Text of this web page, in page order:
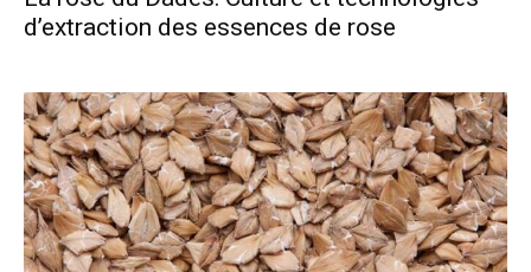
d’extraction des essences de rose